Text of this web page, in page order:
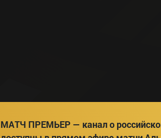
МАТЧ ПРЕМЬЕР — канал о